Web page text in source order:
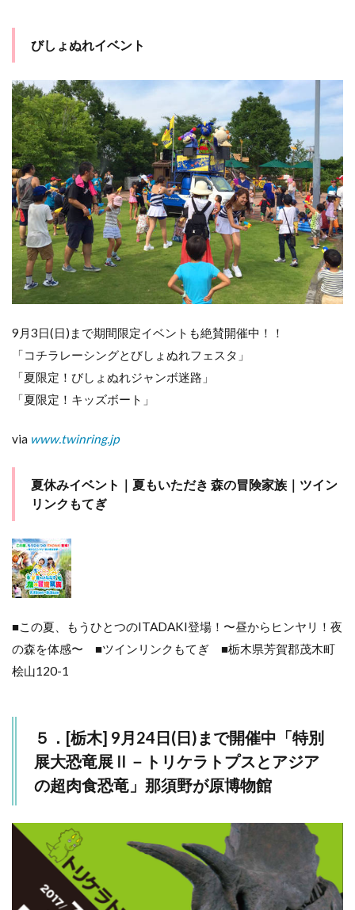
びしょぬれイベント
9月3日(日)まで期間限定イベントも絶賛開催中！！
「コチラレーシングとびしょぬれフェスタ」
「夏限定！びしょぬれジャンボ迷路」
「夏限定！キッズボート」
via www.twinring.jp
夏休みイベント｜夏もいただき 森の冒険家族｜ツイン
リンクもてぎ
■この夏、もうひとつのITADAKI登場！〜昼からヒンヤリ！夜
の森を体感〜 ■ツインリンクもてぎ ■栃木県芳賀郡茂木町
桧山120-1
５．[栃木] 9月24日(日)まで開催中「特別
展大恐竜展Ⅱ－トリケラトプスとアジア
の超肉食恐竜」那須野が原博物館